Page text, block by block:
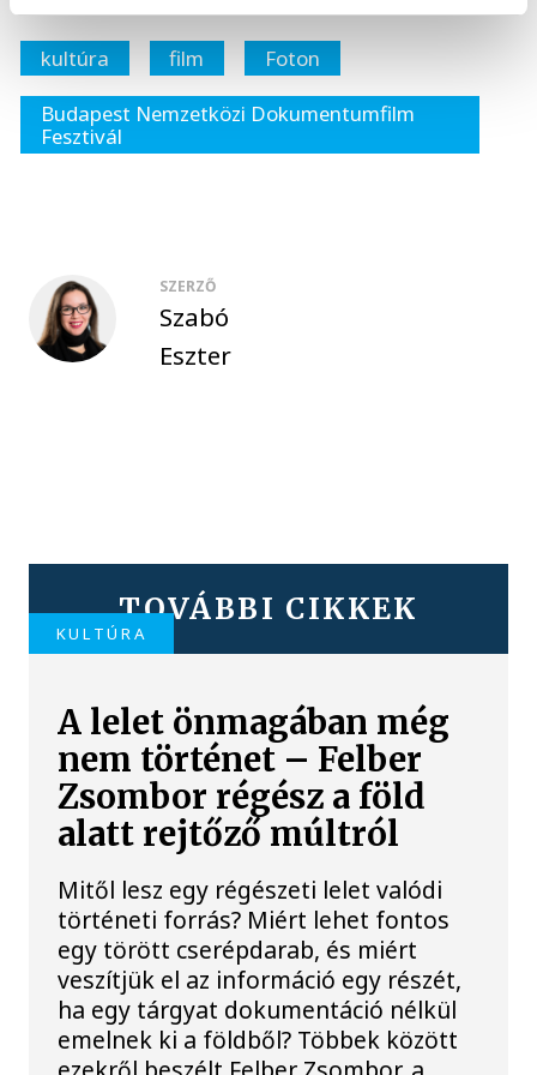
kultúra film
Foton
Budapest Nemzetközi Dokumentumfilm
Fesztivál
SZERZŐ
Szabó
Eszter
TOVÁBBI CIKKEK
KULTÚRA
A lelet önmagában még
nem történet – Felber
Zsombor régész a föld
alatt rejtőző múltról
Mitől lesz egy régészeti lelet valódi
történeti forrás? Miért lehet fontos
egy törött cserépdarab, és miért
veszítjük el az információ egy részét,
ha egy tárgyat dokumentáció nélkül
emelnek ki a földből? Többek között